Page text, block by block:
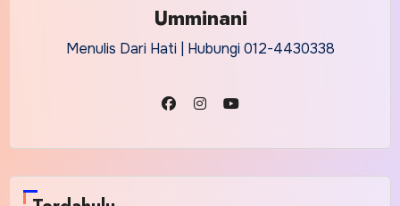
Umminani
Menulis Dari Hati | Hubungi 012-4430338